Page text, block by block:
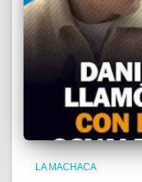
LA MACHACA